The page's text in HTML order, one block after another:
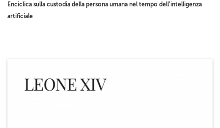
+
PAPA
COLLANE
Enciclica sulla custodia della persona umana nel tempo dell'intelligenza
artificiale